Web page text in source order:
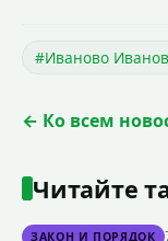
#Иваново
← Ко всем
Читайте
ЗАКОН И ПОРЯДОК